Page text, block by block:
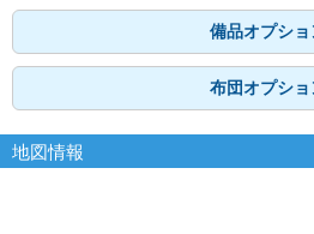
備品オプショ
布団オプショ
地図情報